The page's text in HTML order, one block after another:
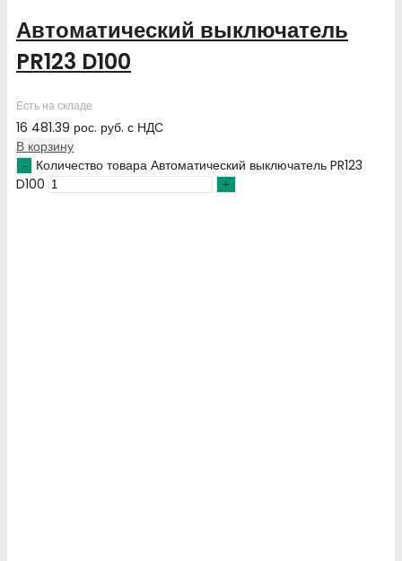
Автоматический выключатель
PR123 D100
Есть на складе
16 481.39 рос. руб. с НДС
В корзину
Количество товара Автоматический выключатель PR123
D100